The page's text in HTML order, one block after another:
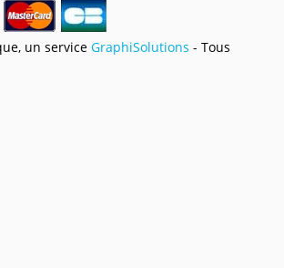
un serviceGraphiSolutions - Tous